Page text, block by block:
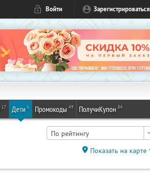
Войти Зарегистрироваться
17 Дети 6 Промокоды 49 ПолучиКупон 84
По рейтингу
Показать на карте